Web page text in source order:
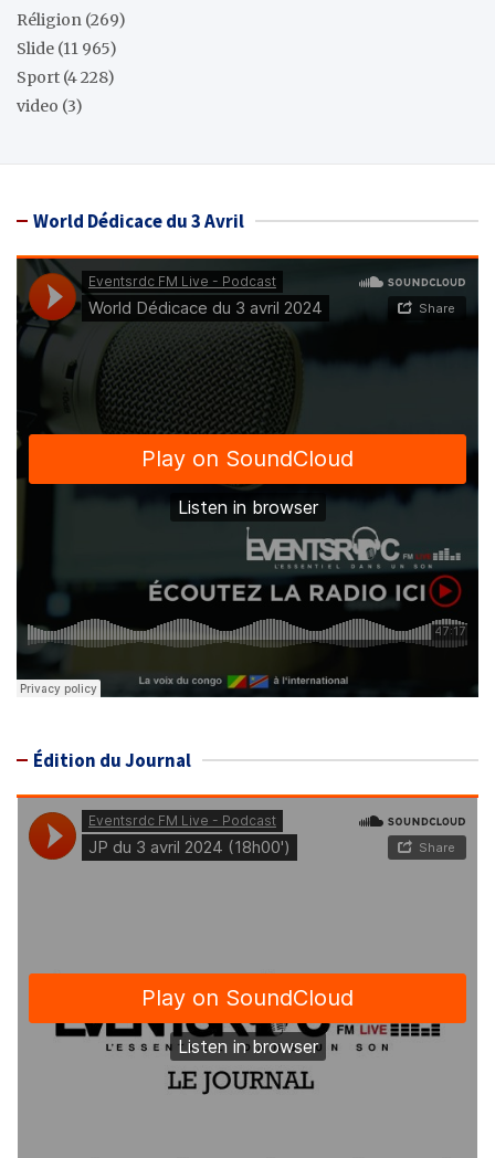
Réligion (269)
Slide (11 965)
Sport (4 228)
video (3)
World Dédicace du 3 Avril
Édition du Journal